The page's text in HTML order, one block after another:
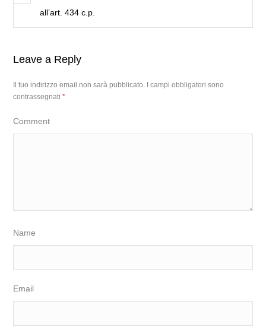
all’art. 434 c.p.
Leave a Reply
Il tuo indirizzo email non sarà pubblicato.
I campi obbligatori sono
contrassegnati*
Comment
Name
Email